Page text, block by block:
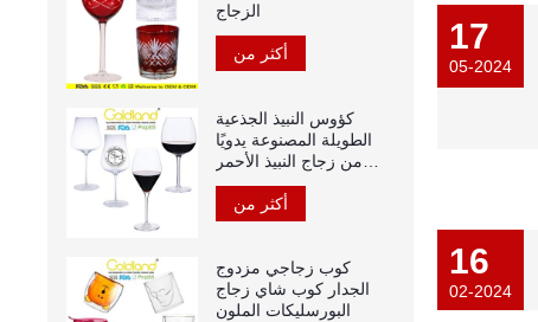
17
05-2024
16
02-2024
الزجاج
أكثر من
كؤوس النبيذ الجذعية
الطويلة المصنوعة يدويًا
من زجاج النبيذ الأحمر
الكريستالي
أكثر من
كوب زجاجي مزدوج
الجدار كوب شاي زجاج
البورسليكات الملون